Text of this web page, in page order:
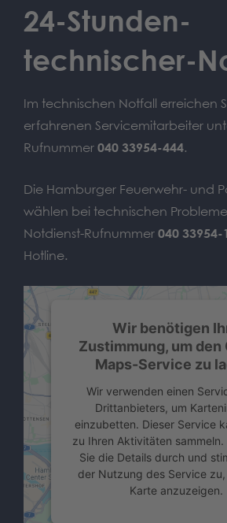
24-Stunden-
technischer-
Im technischen Notfall erreichen
erfahrenen Servicemitarbeiter
Rufnummer 040 33954-444.
Die Hamburger Feuerwehr- und
wählen bei technischen
Notdienst-Rufnummer 040 33954-
Hotline.
Wir benötigen
Zustimmung, um den
Maps-Service zu
Wir verwenden einen
Drittanbieters, um
einzubetten. Dieser Service
zu Ihren Aktivitäten sammeln.
Sie die Details durch und
der Nutzung des Service
Karte anzuzeigen.